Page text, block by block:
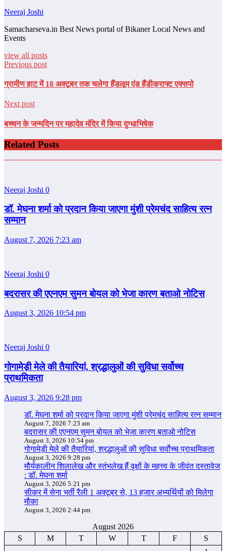
Neeraj Joshi
Samacharseva.in Best News portal of Bikaner Local News and
Events
view all posts
Previous post
ग्रामीण हाट में 18 अक्टूबर तक चलेगा हैंडलूम एंड हैंडीक्राफ्ट एक्सपो
Next post
बच्‍चन के जन्मदिन पर महादेव मंदिर में किया दुग्धाभिषेक
Related Posts
Neeraj Joshi 0
डॉ. मेघना शर्मा को प्रदान किया जाएगा मुंशी प्रेमचंद साहित्य रत्न
सम्‍मान
August 7, 2026 7:23 am
Neeraj Joshi 0
बदरासर की एएनएम सुमन बोयल को भेजा कारण बताओ नोटिस
August 3, 2026 10:54 pm
Neeraj Joshi 0
गोगामेड़ी मेले की तैयारियां, श्रद्धालुओं की सुविधा सर्वोच्च
प्राथमिकता
August 3, 2026 9:28 pm
डॉ. मेघना शर्मा को प्रदान किया जाएगा मुंशी प्रेमचंद साहित्य रत्न सम्‍मान
August 7, 2026 7:23 am
बदरासर की एएनएम सुमन बोयल को भेजा कारण बताओ नोटिस
August 3, 2026 10:54 pm
गोगामेड़ी मेले की तैयारियां, श्रद्धालुओं की सुविधा सर्वोच्च प्राथमिकता
August 3, 2026 9:28 pm
मौर्यकालीन शिलालेख और स्तंभलेख हैं वृक्षों के महत्त्व के जीवंत दस्तावेज
: डॉ. मेघना शर्मा
August 3, 2026 5:21 pm
सीकर में सेना भर्ती रैली 1 अक्टूबर से, 13 हजार अभ्यर्थियों को मिलेगा
मौका
August 3, 2026 2:44 pm
August 2026
S
M T W T F
S